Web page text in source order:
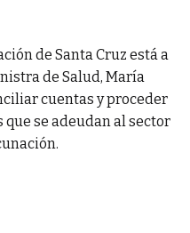
de Santa Cruz está a
de Salud, María
cuentas y proceder
que se adeudan al sector